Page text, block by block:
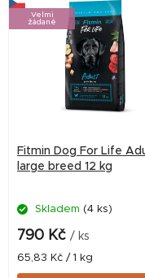
Velmi
žádané
Fitmin Dog For Life
large breed 12 kg
Průměrné
hodnocení
produktu
je
Skladem (4 ks)
790 Kč / ks
Měrná
cena:
65,83 Kč / 1 kg